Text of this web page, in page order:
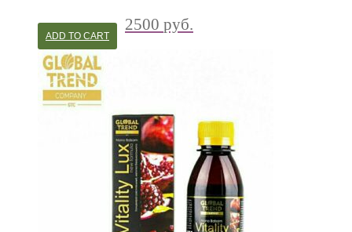
2500 руб.
ADD TO CART